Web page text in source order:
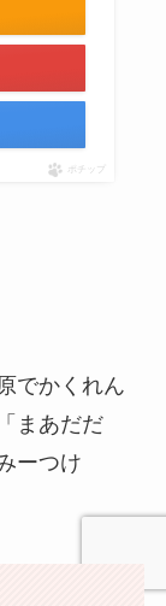
ポチップ
でかくれん
まあだだ
ーつけ